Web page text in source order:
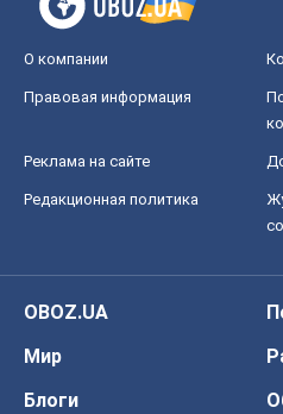
О компании
Правовая информация
Реклама на сайте
Редакционная политика
OBOZ.UA
Мир
Блоги